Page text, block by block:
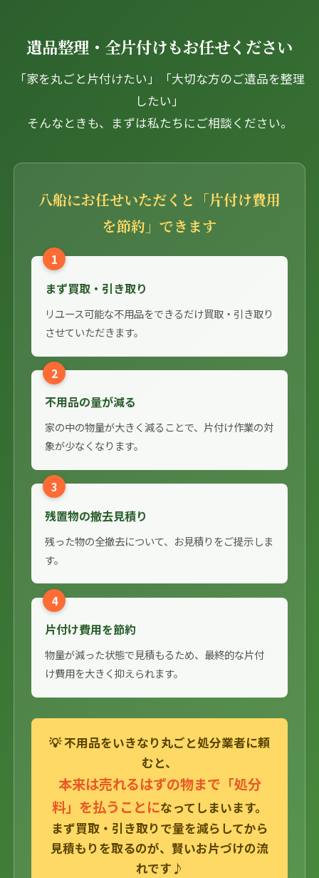
遺品整理・全片付けもお任せください
「家を丸ごと片付けたい」「大切な方のご遺品を整理
したい」
そんなときも、まずは私たちにご相談ください。
八船にお任せいただくと「片付け費用
を節約」できます
1
まず買取・引き取り
リユース可能な不用品をできるだけ買取・引き取り
させていただきます。
2
不用品の量が減る
家の中の物量が大きく減ることで、片付け作業の対
象が少なくなります。
3
残置物の撤去見積り
残った物の全撤去について、お見積りをご提示しま
す。
4
片付け費用を節約
物量が減った状態で見積もるため、最終的な片付
け費用を大きく抑えられます。
💡 不用品をいきなり丸ごと処分業者に頼
むと、
本来は売れるはずの物まで「処分
料」を払うことになってしまいます。
まず買取・引き取りで量を減らしてから
見積もりを取るのが、賢いお片づけの流
れです♪